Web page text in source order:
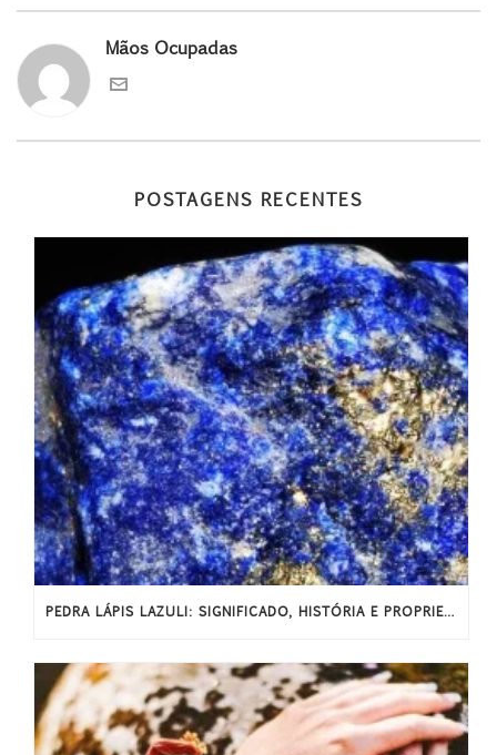
Mãos Ocupadas
POSTAGENS RECENTES
PEDRA LÁPIS LAZULI: SIGNIFICADO, HISTÓRIA E PROPRIEDADES ENERGÉTICAS